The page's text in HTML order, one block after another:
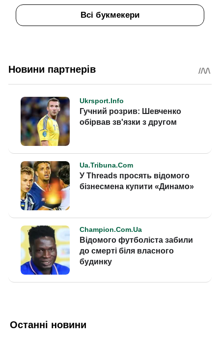
Всі букмекери
Останні новини